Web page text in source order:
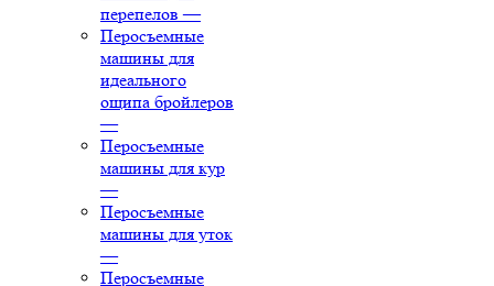
перепелов —
Перосъемные
машины для
идеального
ощипа бройлеров
—
Перосъемные
машины для кур
—
Перосъемные
машины для уток
—
Перосъемные